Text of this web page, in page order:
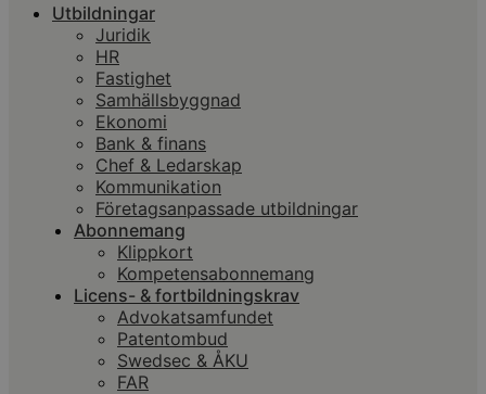
Utbildningar
Juridik
HR
Fastighet
Samhällsbyggnad
Ekonomi
Bank & finans
Chef & Ledarskap
Kommunikation
Företagsanpassade utbildningar
Abonnemang
Klippkort
Kompetensabonnemang
Licens- & fortbildningskrav
Advokatsamfundet
Patentombud
Swedsec & ÅKU
FAR